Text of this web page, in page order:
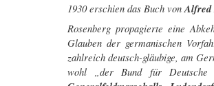
1930 erschien das Buch von Alfred
Rosenberg propagierte eine
Glauben der germanischen
zahlreich deutsch-gläubige, am
wohl „der Bund für Deutsche